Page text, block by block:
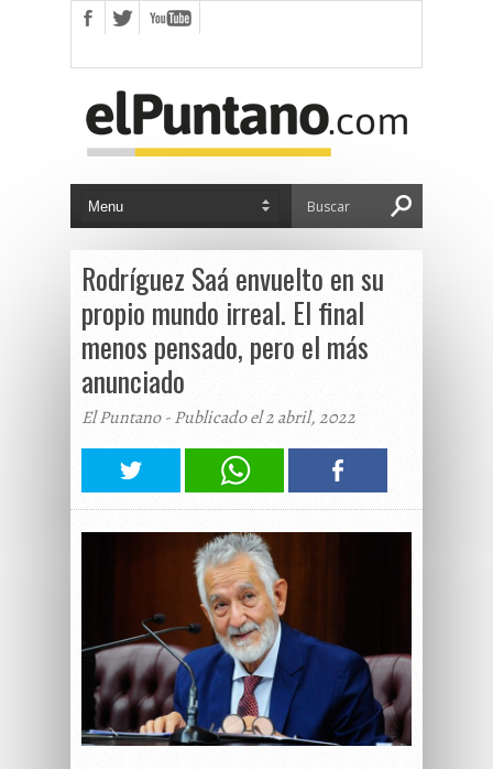
Rodríguez Saá envuelto en su
propio mundo irreal. El final
menos pensado, pero el más
anunciado
El Puntano - Publicado el 2 abril, 2022